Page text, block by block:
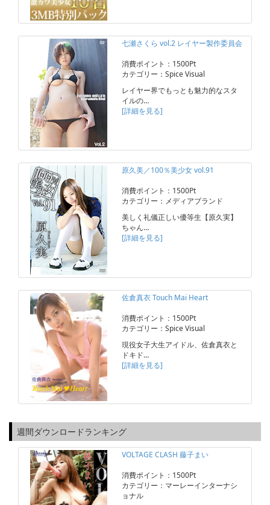
七瀬さくら vol.2 レイヤー製作委員会
消費ポイント：1500Pt
カテゴリー：Spice Visual
レイヤー界でもっとも魅力的なスタ
イルの…
[詳細を見る]
原久美／100％美少女 vol.91
消費ポイント：1500Pt
カテゴリー：メディアブランド
美しく礼儀正しい優等生【原久実】
ちゃん…
[詳細を見る]
佐倉真衣 Touch Mai Heart
消費ポイント：1500Pt
カテゴリー：Spice Visual
現役女子大生アイドル、佐倉真衣と
ドキド…
[詳細を見る]
週間ダウンロードランキング
VOLTAGE CLASH 藤子まい
消費ポイント：1500Pt
カテゴリー：マーレーインターナシ
ョナル